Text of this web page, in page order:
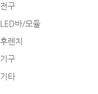
전구
LED바/모듈
후렌치
기구
기타